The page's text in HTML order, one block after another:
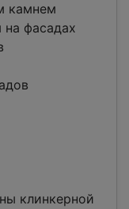
камнем
фасадах
клинкерной